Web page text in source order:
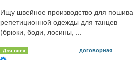
Ищу швейное производство для пошива
репетиционной одежды для танцев
(брюки, боди, лосины, ...
Для всех договорная